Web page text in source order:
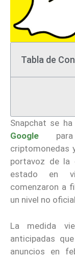
Tabla de
Snapchat se
Google para
criptomonedas
portavoz de la
estado en
comenzaron a
un nivel no
La medida
anticipadas
anuncios en